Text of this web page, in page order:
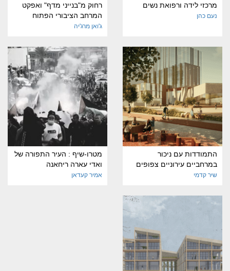
מרכזי לידה ורפואת נשים
נעם כהן
רחוק מ"בנייני מדף" ואפקט
המרחב הציבורי הפתוח
ג'ואן מרג'יה
התמודדות עם ניכור
במרחביים עירוניים צפופים
שיר קדמי
מטרו-שיף : העיר התפורה של
ואדי עארה ריחאנה
אמיר קעדאן